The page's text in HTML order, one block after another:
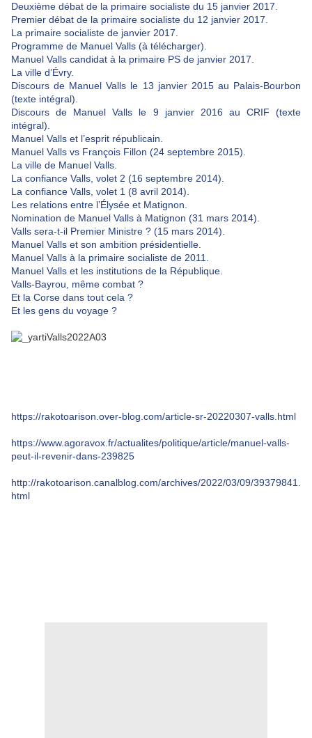
Deuxième débat de la primaire socialiste du 15 janvier 2017.
Premier débat de la primaire socialiste du 12 janvier 2017.
La primaire socialiste de janvier 2017.
Programme de Manuel Valls (à télécharger).
Manuel Valls candidat à la primaire PS de janvier 2017.
La ville d’Évry.
Discours de Manuel Valls le 13 janvier 2015 au Palais-Bourbon
(texte intégral).
Discours de Manuel Valls le 9 janvier 2016 au CRIF (texte
intégral).
Manuel Valls et l’esprit républicain.
Manuel Valls vs François Fillon (24 septembre 2015).
La ville de Manuel Valls.
La confiance Valls, volet 2 (16 septembre 2014).
La confiance Valls, volet 1 (8 avril 2014).
Les relations entre l’Élysée et Matignon.
Nomination de Manuel Valls à Matignon (31 mars 2014).
Valls sera-t-il Premier Ministre ? (15 mars 2014).
Manuel Valls et son ambition présidentielle.
Manuel Valls à la primaire socialiste de 2011.
Manuel Valls et les institutions de la République.
Valls-Bayrou, même combat ?
Et la Corse dans tout cela ?
Et les gens du voyage ?
https://rakotoarison.over-blog.com/article-sr-20220307-valls.html
https://www.agoravox.fr/actualites/politique/article/manuel-valls-
peut-il-revenir-dans-239825
http://rakotoarison.canalblog.com/archives/2022/03/09/39379841.
html